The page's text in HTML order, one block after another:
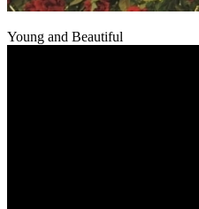
Young and Beautiful